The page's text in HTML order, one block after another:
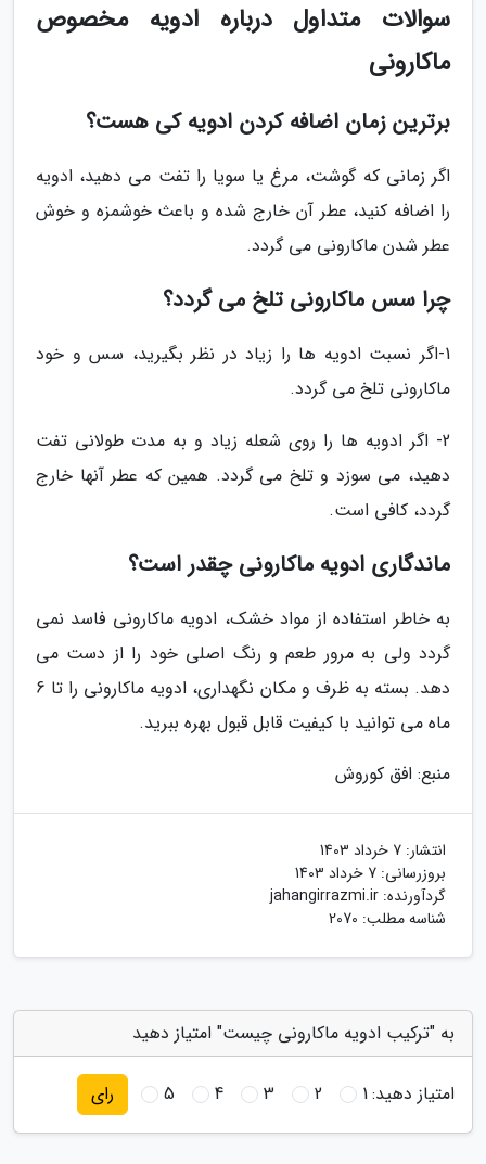
سوالات متداول درباره ادویه مخصوص
ماکارونی
برترین زمان اضافه کردن ادویه کی هست؟
اگر زمانی که گوشت، مرغ یا سویا را تفت می دهید، ادویه
را اضافه کنید، عطر آن خارج شده و باعث خوشمزه و خوش
عطر شدن ماکارونی می گردد.
چرا سس ماکارونی تلخ می گردد؟
1-اگر نسبت ادویه ها را زیاد در نظر بگیرید، سس و خود
ماکارونی تلخ می گردد.
2- اگر ادویه ها را روی شعله زیاد و به مدت طولانی تفت
دهید، می سوزد و تلخ می گردد. همین که عطر آنها خارج
گردد، کافی است.
ماندگاری ادویه ماکارونی چقدر است؟
به خاطر استفاده از مواد خشک، ادویه ماکارونی فاسد نمی
گردد ولی به مرور طعم و رنگ اصلی خود را از دست می
دهد. بسته به ظرف و مکان نگهداری، ادویه ماکارونی را تا 6
ماه می توانید با کیفیت قابل قبول بهره ببرید.
منبع: افق کوروش
انتشار: 7 خرداد 1403
بروزرسانی: 7 خرداد 1403
گردآورنده: jahangirrazmi.ir
شناسه مطلب: 2070
به "ترکیب ادویه ماکارونی چیست" امتیاز دهید
امتیاز دهید:1
2
3
4
5 رای